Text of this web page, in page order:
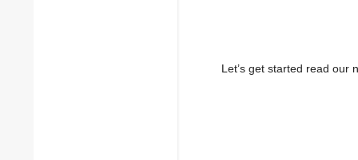
Let’s get started read our